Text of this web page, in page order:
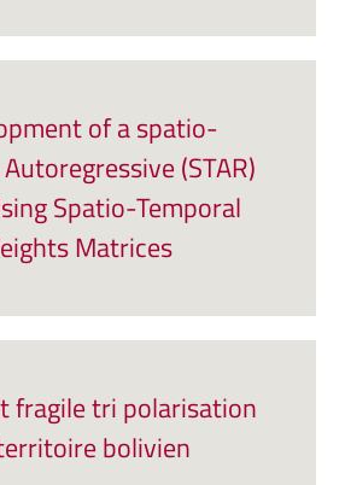
of a spatio-
(STAR)
Spatio-Temporal
Matrices
fragile tri polarisation
bolivien